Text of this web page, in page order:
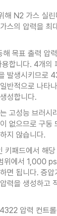
해 N2 가스 실
스의 압력을
목표 출력 압
합니다. 4개의
발생시키므로
반적으로 나타
성합니다.
고성능 브러시
없으므로 구동
지 않습니다.
키패드에서 해
에서 1,000
면 됩니다. 증압
력을 생성하고
압력 컨트